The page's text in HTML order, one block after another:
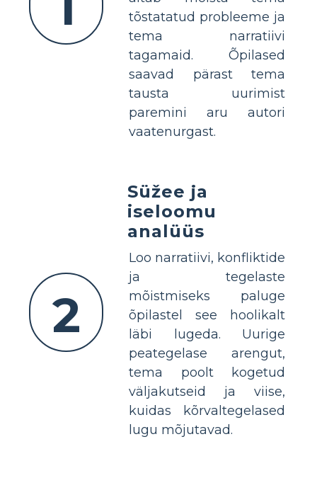
tõstatatud probleeme ja
tema narratiivi
tagamaid. Õpilased
saavad pärast tema
tausta uurimist
paremini aru autori
vaatenurgast.
2
Süžee ja
iseloomu
analüüs
Loo narratiivi, konfliktide
ja tegelaste
mõistmiseks paluge
õpilastel see hoolikalt
läbi lugeda. Uurige
peategelase arengut,
tema poolt kogetud
väljakutseid ja viise,
kuidas kõrvaltegelased
lugu mõjutavad.